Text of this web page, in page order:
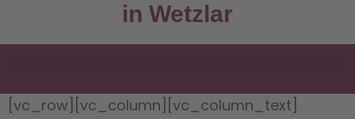
in Wetzlar
[vc_row][vc_column][vc_column_text]